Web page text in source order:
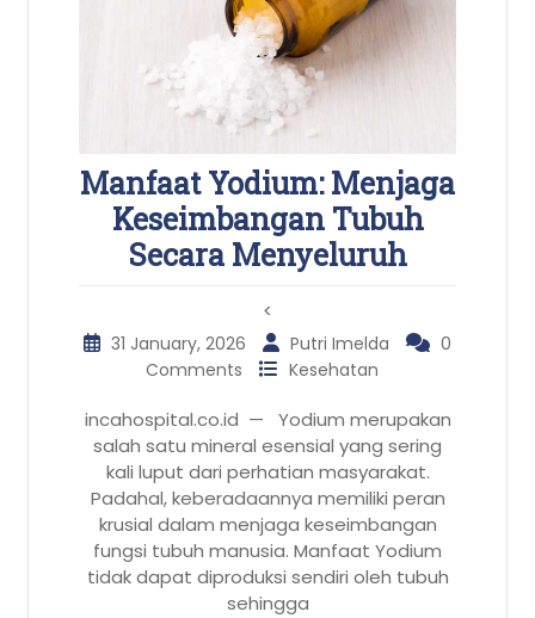
Manfaat Yodium: Menjaga
Keseimbangan Tubuh
Secara Menyeluruh
<
31 January, 2026 Putri Imelda
0
Comments
Kesehatan
incahospital.co.id — Yodium merupakan
salah satu mineral esensial yang sering
kali luput dari perhatian masyarakat.
Padahal, keberadaannya memiliki peran
krusial dalam menjaga keseimbangan
fungsi tubuh manusia. Manfaat Yodium
tidak dapat diproduksi sendiri oleh tubuh
sehingga